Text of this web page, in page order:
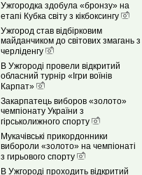
Ужгородка здобула «бронзу» на
етапі Кубка світу з кікбоксингу
Ужгород став відбірковим
майданчиком до світових змагань з
черліденгу
В Ужгороді провели відкритий
обласний турнір «Ігри воїнів
Карпат»
Закарпатець виборов «золото»
чемпіонату України з
гірськолижного спорту
Мукачівські прикордонники
вибороли «золото» на чемпіонаті
з гирьового спорту
В Ужгороді проходить відкритий